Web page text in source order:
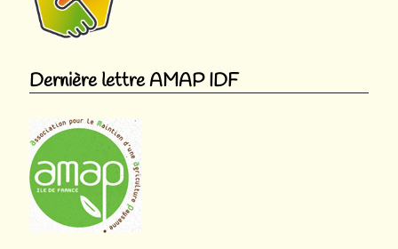
Dernière lettre AMAP IDF